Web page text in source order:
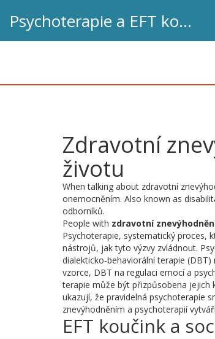
Psychoterapie a EFT koučink
Zdravotní
životu
When talking about zdravotní
onemocněním. Also known as
odborníků.
People with zdravotní
Psychoterapie, systematický proces,
nástrojů, jak tyto výzvy zvládnout.
dialekticko‑behaviorální terapie
vzorce, DBT na regulaci emocí a
terapie může být přizpůsobena jejich
ukazují, že pravidelná psychoterapie
znevýhodněním a psychoterapií
EFT koučink a